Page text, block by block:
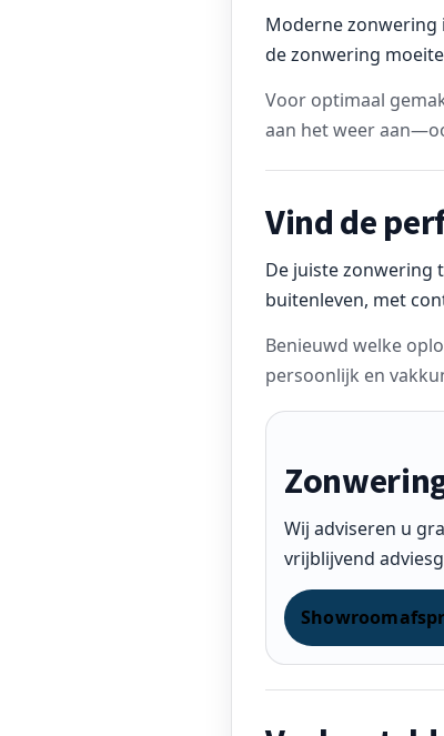
Moderne zonwering
de zonwering
Voor optimaal
aan het weer
Vind de
De juiste zonwering
buitenleven, met
Benieuwd welke
persoonlijk en
Wij adviseren u
vrijblijvend